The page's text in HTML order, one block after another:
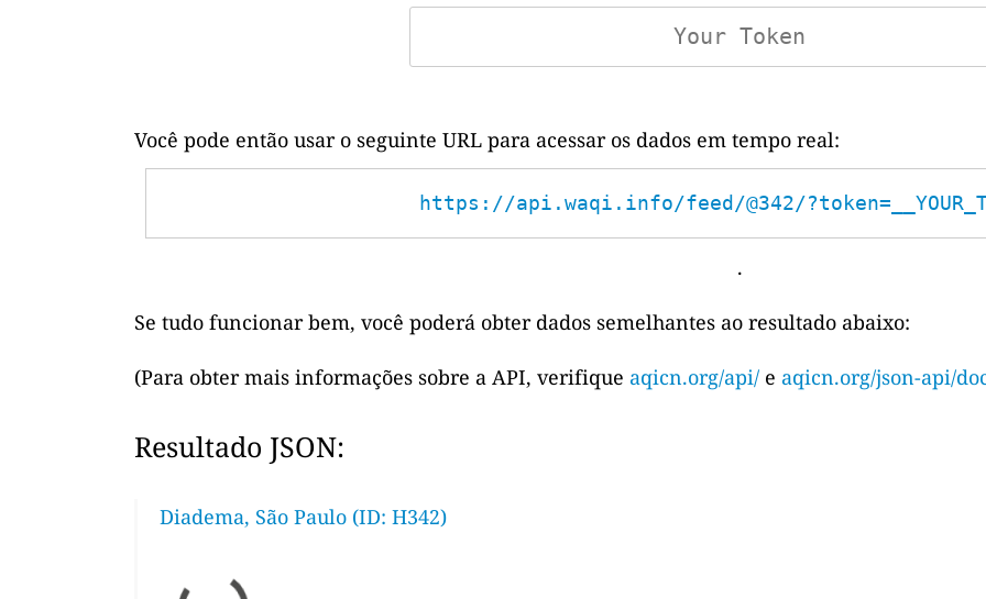
Você pode então usar o seguinte URL para acessar os dados em tempo real:
https://api.waqi.info/feed/@342/
.
Se tudo funcionar bem, você poderá obter dados semelhantes ao resultado abaixo:
(Para obter mais informações sobre a API, verifique aqicn.org/api/ e aqicn.org/json-api/
Resultado JSON:
Diadema, São Paulo (ID: H342)